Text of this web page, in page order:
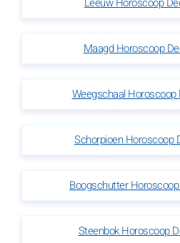
Maagd Horoscoop
Weegschaal
Schorpioen Horoscoop
Boogschutter
Steenbok Horoscoop